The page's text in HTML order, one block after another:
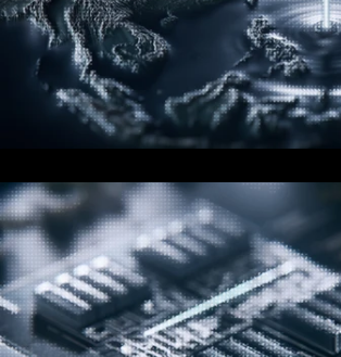
Laluan yang direka untuk menghantar
mungkin dengan masa nyata.